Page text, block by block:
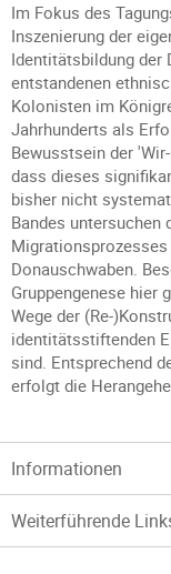
Im Fokus des
Inszenierung der
Identitätsbildung der
entstandenen
Kolonisten im
Jahrhunderts als
Bewusstsein der
dass dieses
bisher nicht
Bandes untersuchen
Donauschwaben.
Gruppengenese hier
Wege der (Re-
identitätsstiftenden
sind. Entsprechend
erfolgt die
Informationen
Weiterführende